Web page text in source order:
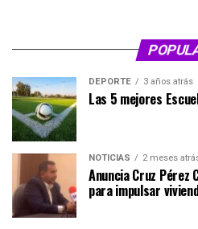
DEPORTE 3 años atrás
Las 5 mejores
NOTICIAS 2 meses
Anuncia Cruz Pérez
para impulsar